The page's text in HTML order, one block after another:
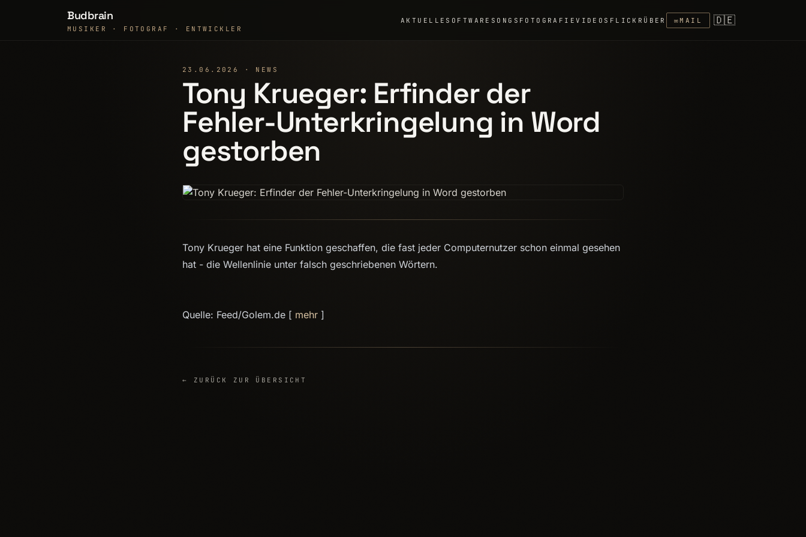
Budbrain
MUSIKER · FOTOGRAF · ENTWICKLER
AKTUELLE SOFTWARE SONGS FOTOGRAFIEVIDEOS FLICKR ÜBER ✉MAIL 🇩🇪
23.06.2026 · NEWS
Tony Krueger: Erfinder der
Fehler-Unterkringelung in Word
gestorben
Tony Krueger hat eine Funktion geschaffen, die fast jeder Computernutzer schon einmal gesehen
hat - die Wellenlinie unter falsch geschriebenen Wörtern.
Quelle: Feed/Golem.de [ mehr ]
← ZURÜCK ZUR ÜBERSICHT